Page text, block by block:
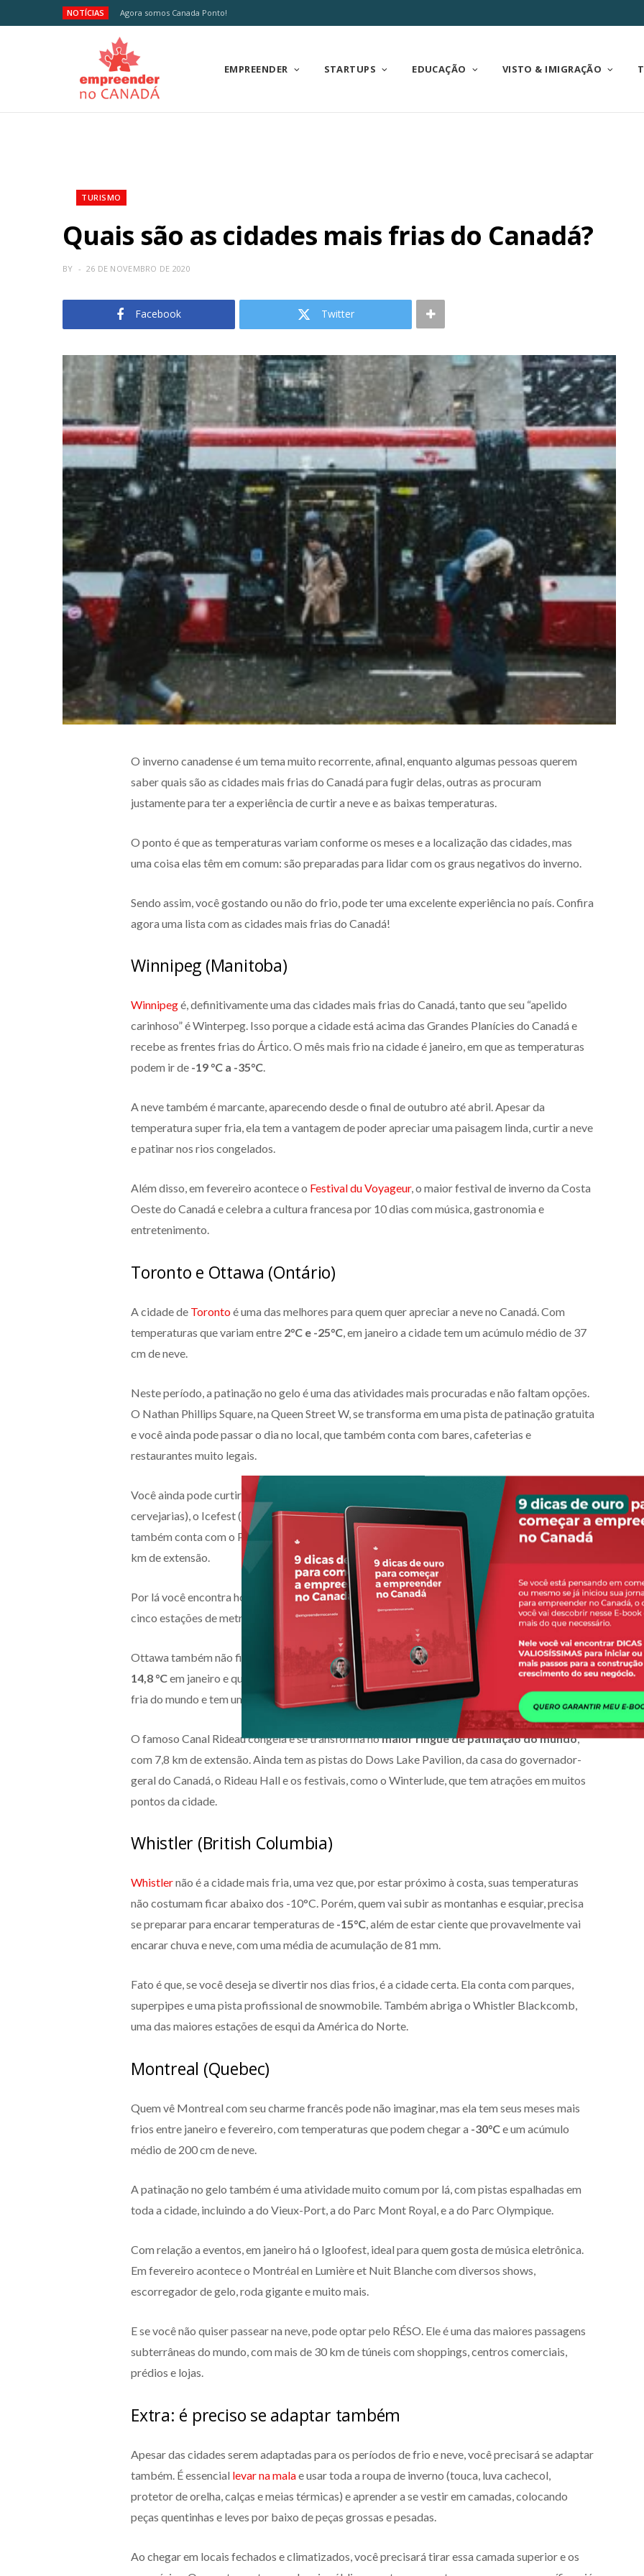
NOTÍCIAS Agora somos Canada Ponto!
EMPREENDER STARTUPS EDUCAÇÃO VISTO & IMIGRAÇÃO
TURISMO
Quais são as cidades mais frias do Canadá?
BY 26 DE NOVEMBRO DE 2020
Facebook Twitter
O inverno canadense é um tema muito recorrente, afinal, enquanto algumas pessoas querem
saber quais são as cidades mais frias do Canadá para fugir delas, outras as procuram
justamente para ter a experiência de curtir a neve e as baixas temperaturas.
O ponto é que as temperaturas variam conforme os meses e a localização das cidades, mas
uma coisa elas têm em comum: são preparadas para lidar com os graus negativos do inverno.
Sendo assim, você gostando ou não do frio, pode ter uma excelente experiência no país. Confira
agora uma lista com as cidades mais frias do Canadá!
Winnipeg (Manitoba)
Winnipegé, definitivamente uma das cidades mais frias do Canadá, tanto que seu “apelido
carinhoso” é Winterpeg. Isso porque a cidade está acima das Grandes Planícies do Canadá e
recebe as frentes frias do Ártico. O mês mais frio na cidade é janeiro, em que as temperaturas
podem ir de -19 °C a -35°C.
A neve também é marcante, aparecendo desde o final de outubro até abril. Apesar da
temperatura super fria, ela tem a vantagem de poder apreciar uma paisagem linda, curtir a neve
e patinar nos rios congelados.
Além disso, em fevereiro acontece o Festival du Voyageur, o maior festival de inverno da Costa
Oeste do Canadá e celebra a cultura francesa por 10 dias com música, gastronomia e
entretenimento.
Toronto e Ottawa (Ontário)
A cidade de Torontoé uma das melhores para quem quer apreciar a neve no Canadá. Com
temperaturas que variam entre 2°C e -25°C, em janeiro a cidade tem um acúmulo médio de 37
cm de neve.
Neste período, a patinação no gelo é uma das atividades mais procuradas e não faltam opções.
O Nathan Phillips Square, na Queen Street W, se transforma em uma pista de patinação gratuita
e você ainda pode passar o dia no local, que também conta com bares, cafeterias e
restaurantes muito legais.
Você ainda pode curtir os festivais de inverno, como o Winter Craft Beer Festival (festival de
cervejarias), o Icefest (com a temática das esculturas de gelo). Ah, e ainda por cima, a cidade
também conta com o PATH, uma cidade subterrânea com quatro pisos subsolos e quase 30
km de extensão.
Por lá você encontra hotéis, shoppings, academias, restaurantes e muito mais. Ele é ligado a
cinco estações de metrô e você pode curtir tudo isso sem precisar enfrentar a neve e a chuva.
Ottawa também não fica para trás entre as cidades mais frias do Canadá, com uma média de –
14,8 °Cem janeiro e que pode chegar abaixo dos
. Ela é considerada a sétima capital mais
fria do mundo e tem um acúmulo de neve médio de 175 cm.
O famoso Canal Rideau congela e se transforma nomaior ringue de patinação do mundo,
com 7,8 km de extensão. Ainda tem as pistas do Dows Lake Pavilion, da casa do governador-
geral do Canadá, o Rideau Hall e os festivais, como o Winterlude, que tem atrações em muitos
pontos da cidade.
Whistler (British Columbia)
Whistlernão é a cidade mais fria, uma vez que, por estar próximo à costa, suas temperaturas
não costumam ficar abaixo dos -10°C. Porém, quem vai subir as montanhas e esquiar, precisa
se preparar para encarar temperaturas de -15°C, além de estar ciente que provavelmente vai
encarar chuva e neve, com uma média de acumulação de 81 mm.
Fato é que, se você deseja se divertir nos dias frios, é a cidade certa. Ela conta com parques,
superpipes e uma pista profissional de snowmobile. Também abriga o Whistler Blackcomb,
uma das maiores estações de esqui da América do Norte.
Montreal (Quebec)
Quem vê Montreal com seu charme francês pode não imaginar, mas ela tem seus meses mais
frios entre janeiro e fevereiro, com temperaturas que podem chegar a -30°Ce um acúmulo
médio de 200 cm de neve.
A patinação no gelo também é uma atividade muito comum por lá, com pistas espalhadas em
toda a cidade, incluindo a do Vieux-Port, a do Parc Mont Royal, e a do Parc Olympique.
Com relação a eventos, em janeiro há o Igloofest, ideal para quem gosta de música eletrônica.
Em fevereiro acontece o Montréal en Lumière et Nuit Blanche com diversos shows,
escorregador de gelo, roda gigante e muito mais.
E se você não quiser passear na neve, pode optar pelo RÉSO. Ele é uma das maiores passagens
subterrâneas do mundo, com mais de 30 km de túneis com shoppings, centros comerciais,
prédios e lojas.
Extra: é preciso se adaptar também
Apesar das cidades serem adaptadas para os períodos de frio e neve, você precisará se adaptar
também. É essencial levar na malae usar toda a roupa de inverno (touca, luva cachecol,
protetor de orelha, calças e meias térmicas) e aprender a se vestir em camadas, colocando
peças quentinhas e leves por baixo de peças grossas e pesadas.
Ao chegar em locais fechados e climatizados, você precisará tirar essa camada superior e os